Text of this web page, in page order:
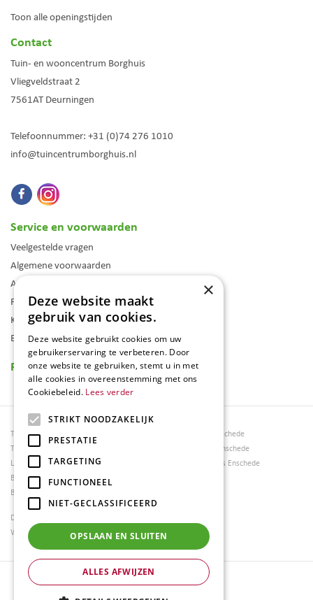
Toon alle openingstijden
Contact
Tuin- en wooncentrum Borghuis
Vliegveldstraat 2
7561AT Deurningen
Telefoonnummer: +31 (0)74 276 1010
info@tuincentrumborghuis.nl
Service en voorwaarden
Veelgestelde vragen
Algemene voorwaarden
Assortiment
Folder
Klantenkaart
Blog
Reviews
Tuincentrum Borghuis
Tuinmeubels
Loungesets
Bloemen
Barbecues
Tuinmeubels Enschede
Tuinmeubelen Enschede
Woonaccessoires Enschede
Dierenwinkel Enschede
Weber bbq kopen Hengelo
Green Solutions
×
Deze website maakt
gebruik van cookies.
Deze website gebruikt cookies om uw
gebruikerservaring te verbeteren. Door
onze website te gebruiken, stemt u in met
alle cookies in overeenstemming met ons
Cookiebeleid. Lees verder
STRIKT NOODZAKELIJK
PRESTATIE
TARGETING
FUNCTIONEEL
NIET-GECLASSIFICEERD
OPSLAAN EN SLUITEN
ALLES AFWIJZEN